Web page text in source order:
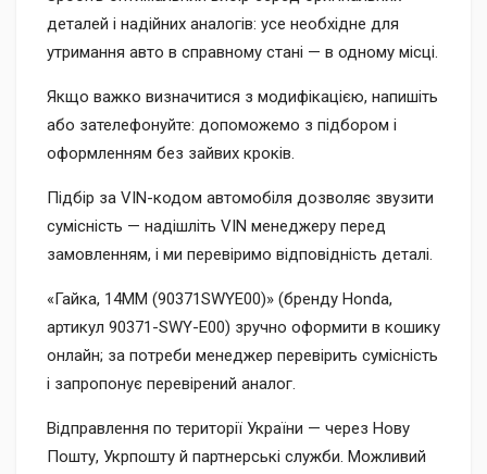
деталей і надійних аналогів: усе необхідне для
утримання авто в справному стані — в одному місці.
Якщо важко визначитися з модифікацією, напишіть
або зателефонуйте: допоможемо з підбором і
оформленням без зайвих кроків.
Підбір за VIN-кодом автомобіля дозволяє звузити
сумісність — надішліть VIN менеджеру перед
замовленням, і ми перевіримо відповідність деталі.
«Гайка, 14MM (90371SWYE00)» (бренду Honda,
артикул 90371-SWY-E00) зручно оформити в кошику
онлайн; за потреби менеджер перевірить сумісність
і запропонує перевірений аналог.
Відправлення по території України — через Нову
Пошту, Укрпошту й партнерські служби. Можливий